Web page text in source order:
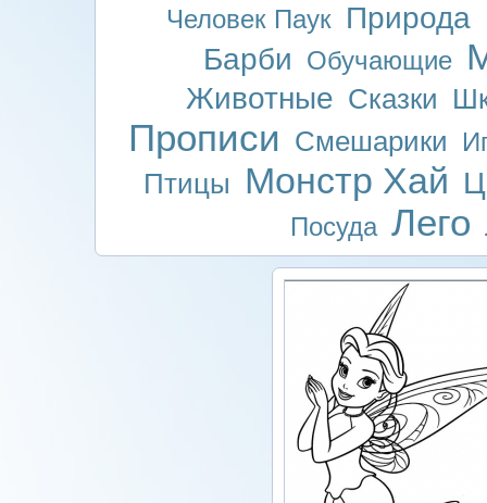
Человек Паук Природа
Барби Обучающие
Животные Сказки
Прописи Смешарики
Птицы Монстр Хай
Посуда Лего